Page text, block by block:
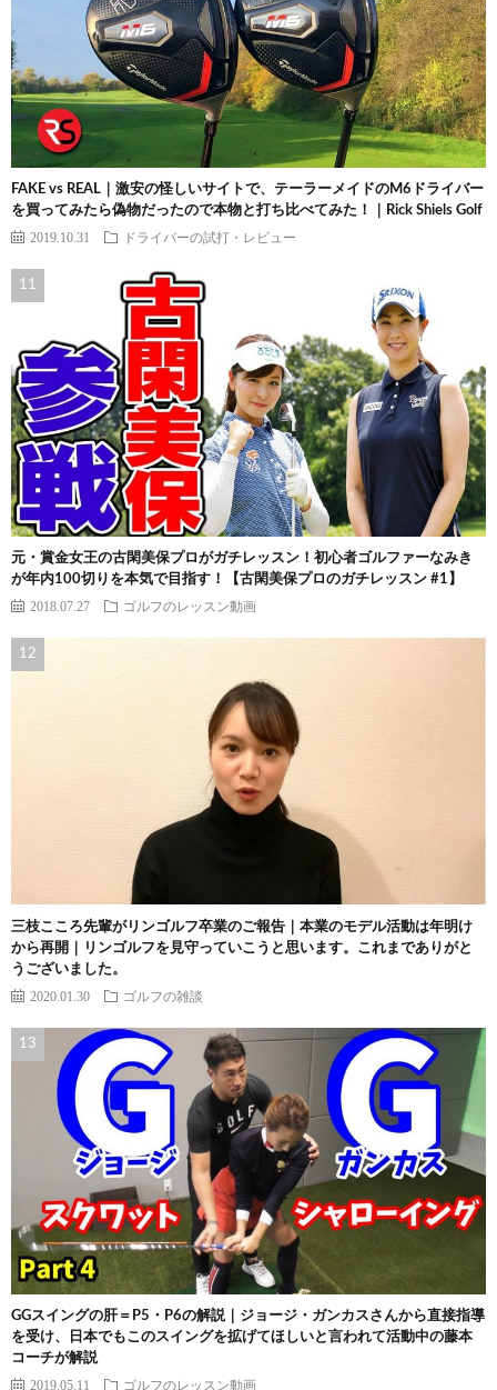
FAKE vs REAL｜激安の怪しいサイトで、テーラーメイドのM6ドライバー
を買ってみたら偽物だったので本物と打ち比べてみた！｜Rick Shiels Golf
2019.10.31 ドライバーの試打・レビュー
元・賞金女王の古閑美保プロがガチレッスン！初心者ゴルファーなみき
が年内100切りを本気で目指す！【古閑美保プロのガチレッスン #1】
2018.07.27 ゴルフのレッスン動画
三枝こころ先輩がリンゴルフ卒業のご報告｜本業のモデル活動は年明け
から再開｜リンゴルフを見守っていこうと思います。これまでありがと
うございました。
2020.01.30 ゴルフの雑談
GGスイングの肝＝P5・P6の解説｜ジョージ・ガンカスさんから直接指導
を受け、日本でもこのスイングを拡げてほしいと言われて活動中の藤本
コーチが解説
2019.05.11 ゴルフのレッスン動画